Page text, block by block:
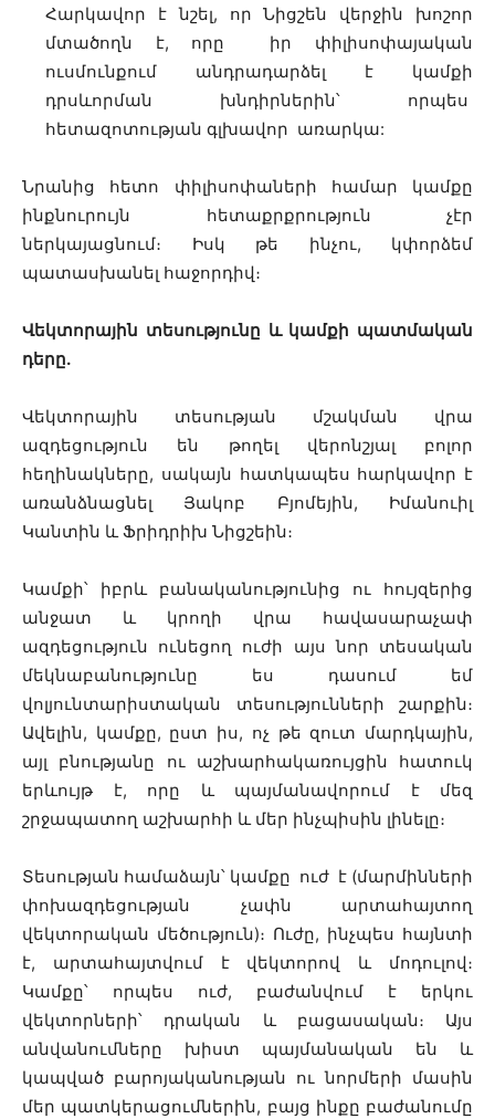
Հարկավոր է նշել, որ Նիցշեն վերջին խոշոր
մտածողն է, որը իր փիլիսոփայական
ուսմունքում անդրադարձել է կամքի
դրսևորման խնդիրներին՝ որպես
հետազոտության գլխավոր առարկա:
Նրանից հետո փիլիսոփաների համար կամքը
ինքնուրույն հետաքրքրություն չէր
ներկայացնում։ Իսկ թե ինչու, կփորձեմ
պատասխանել հաջորդիվ։
Վեկտորային տեսությունը և կամքի պատմական
դերը.
Վեկտորային տեսության մշակման վրա
ազդեցություն են թողել վերոնշյալ բոլոր
հեղինակները, սակայն հատկապես հարկավոր է
առանձնացնել Յակոբ Բյոմեյին, Իմանուիլ
Կանտին և Ֆրիդրիխ Նիցշեին։
Կամքի՝ իբրև բանականությունից ու հույզերից
անջատ և կրողի վրա հավասարաչափ
ազդեցություն ունեցող ուժի այս նոր տեսական
մեկնաբանությունը ես դասում եմ
վոլյունտարիստական տեսությունների շարքին։
Ավելին, կամքը, ըստ իս, ոչ թե զուտ մարդկային,
այլ բնությանը ու աշխարհակառույցին հատուկ
երևույթ է, որը և պայմանավորում է մեզ
շրջապատող աշխարհի և մեր ինչպիսին լինելը։
Տեսության համաձայն՝ կամքը ուժ է (մարմինների
փոխազդեցության չափն արտահայտող
վեկտորական մեծություն)։ Ուժը, ինչպես հայնտի
է, արտահայտվում է վեկտորով և մոդուլով։
Կամքը՝ որպես ուժ, բաժանվում է երկու
վեկտորների՝ դրական և բացասական։ Այս
անվանումները խիստ պայմանական են և
կապված բարոյականության ու նորմերի մասին
մեր պատկերացումներին, բայց ինքը բաժանումը